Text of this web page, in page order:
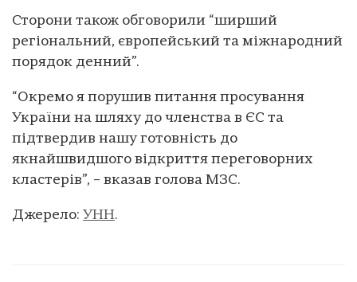
Сторони також обговорили “ширший
регіональний, європейський та міжнародний
порядок денний”.
“Окремо я порушив питання просування
України на шляху до членства в ЄС та
підтвердив нашу готовність до
якнайшвидшого відкриття переговорних
кластерів”, – вказав голова МЗС.
Джерело: УНН.